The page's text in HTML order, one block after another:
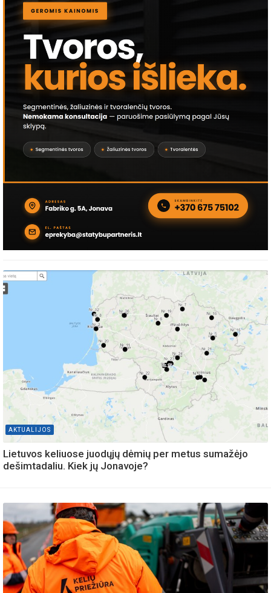
AKTUALIJOS
Lietuvos keliuose juodųjų dėmių per metus sumažėjo
dešimtadaliu. Kiek jų Jonavoje?